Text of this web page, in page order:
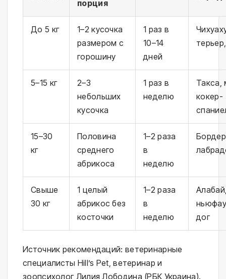
порция
До 5 кг
1–2 кусочка
размером с
горошину
1 раз в
10–14
дней
5–15 кг
2–3
небольших
кусочка
1 раз в
неделю
Такса,
кокер-
15–30
кг
Половина
среднего
абрикоса
1–2 раза
в
неделю
Свыше
30 кг
1 целый
абрикос без
косточки
1–2 раза
в
неделю
дог
Источник рекомендаций: ветеринарные
специалисты Hill’s Pet, ветеринар и
зоопсихолог Лилия Лободина (РБК Украина).